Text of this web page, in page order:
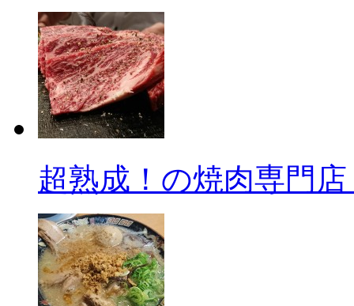
超熟成！の焼肉専門